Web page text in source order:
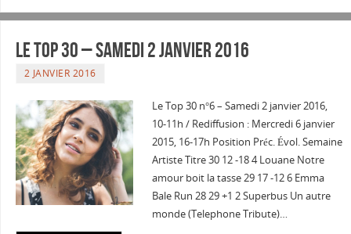
Le Top 30 – Samedi 2 janvier 2016
2 JANVIER 2016
Le Top 30 n°6 – Samedi 2 janvier 2016,
10-11h / Rediffusion : Mercredi 6 janvier
2015, 16-17h Position Préc. Évol. Semaine
Artiste Titre 30 12 -18 4 Louane Notre
amour boit la tasse 29 17 -12 6 Emma
Bale Run 28 29 +1 2 Superbus Un autre
monde (Telephone Tribute)…